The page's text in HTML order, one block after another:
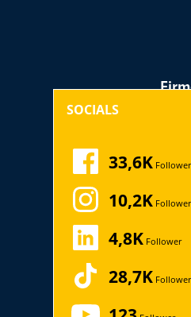
SOCIALS
33,6K Follower
10,2K Follower
4,8K Follower
28,7K Follower